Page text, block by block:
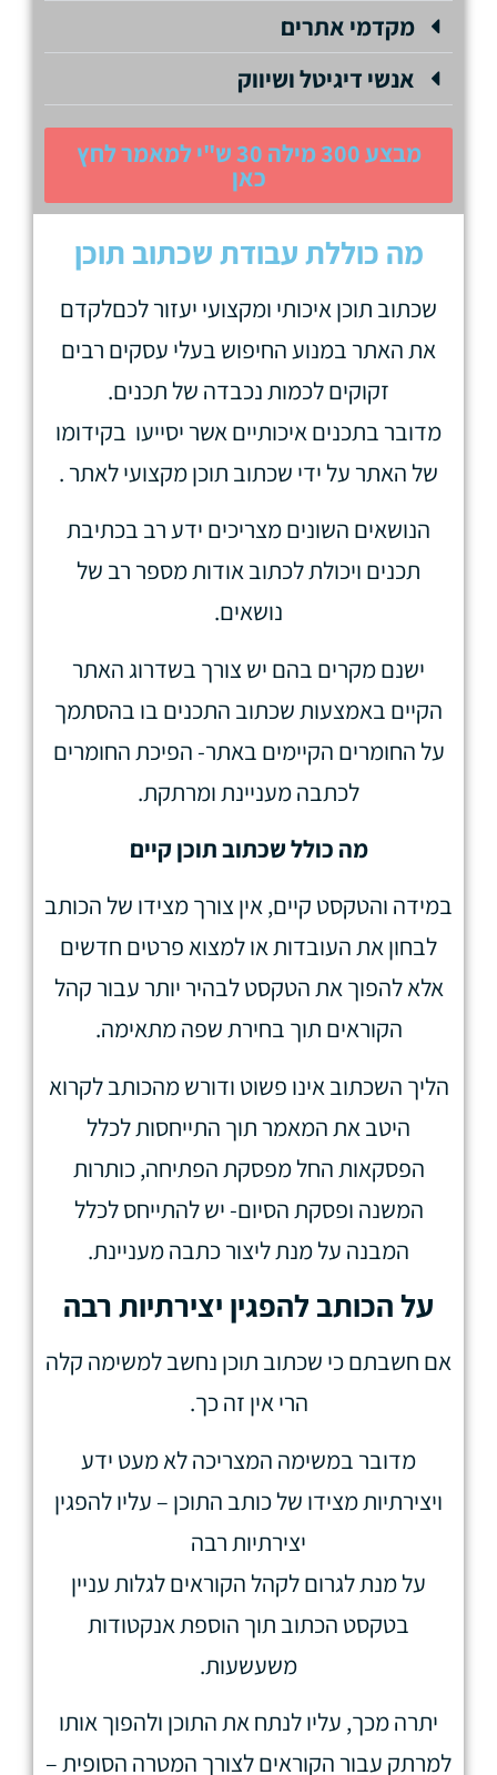
מקדמי אתרים
אנשי דיגיטל ושיווק
מבצע 300 מילה 30 ש"י למאמר לחץ
כאן
מה כוללת עבודת שכתוב תוכן
שכתוב תוכן איכותי ומקצועי יעזור לכםלקדם
את האתר במנוע החיפוש בעלי עסקים רבים
זקוקים לכמות נכבדה של תכנים.
מדובר בתכנים איכותיים אשר יסייעו בקידומו
של האתר על ידי שכתוב תוכן מקצועי לאתר .
הנושאים השונים מצריכים ידע רב בכתיבת
תכנים ויכולת לכתוב אודות מספר רב של
נושאים.
ישנם מקרים בהם יש צורך בשדרוג האתר
הקיים באמצעות שכתוב התכנים בו בהסתמך
על החומרים הקיימים באתר- הפיכת החומרים
לכתבה מעניינת ומרתקת.
מה כולל שכתוב תוכן קיים
במידה והטקסט קיים, אין צורך מצידו של הכותב
לבחון את העובדות או למצוא פרטים חדשים
אלא להפוך את הטקסט לבהיר יותר עבור קהל
הקוראים תוך בחירת שפה מתאימה.
הליך השכתוב אינו פשוט ודורש מהכותב לקרוא
היטב את המאמר תוך התייחסות לכלל
הפסקאות החל מפסקת הפתיחה, כותרות
המשנה ופסקת הסיום- יש להתייחס לכלל
המבנה על מנת ליצור כתבה מעניינת.
על הכותב להפגין יצירתיות רבה
אם חשבתם כי שכתוב תוכן נחשב למשימה קלה
הרי אין זה כך.
מדובר במשימה המצריכה לא מעט ידע
ויצירתיות מצידו של כותב התוכן – עליו להפגין
יצירתיות רבה
על מנת לגרום לקהל הקוראים לגלות עניין
בטקסט הכתוב תוך הוספת אנקטודות
משעשעות.
יתרה מכך, עליו לנתח את התוכן ולהפוך אותו
למרתק עבור הקוראים לצורך המטרה הסופית –